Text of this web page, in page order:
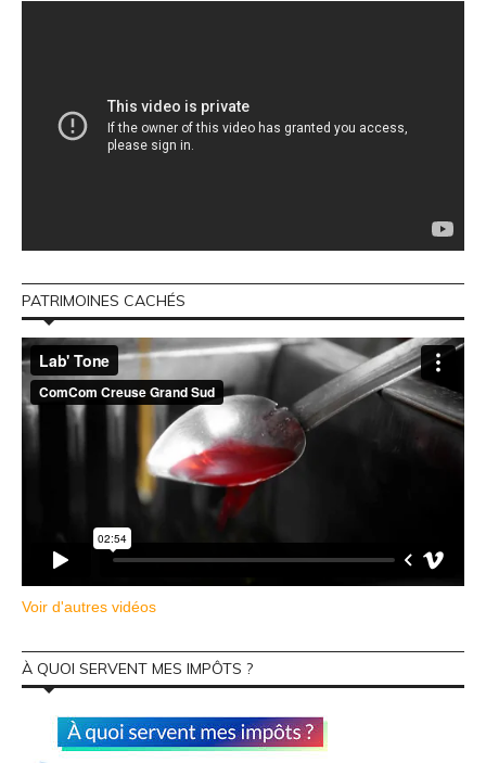
PATRIMOINES CACHÉS
Voir d'autres vidéos
À QUOI SERVENT MES IMPÔTS ?